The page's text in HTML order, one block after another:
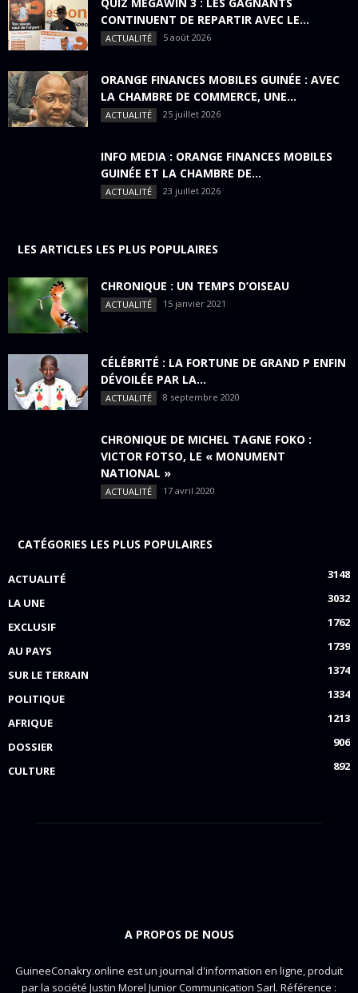
CONTINUENT DE REPARTIR AVEC LE...
ACTUALITÉ 5 août 2026
ORANGE FINANCES MOBILES GUINÉE : AVEC
LA CHAMBRE DE COMMERCE, UNE...
ACTUALITÉ 25 juillet 2026
INFO MEDIA : ORANGE FINANCES MOBILES
GUINÉE ET LA CHAMBRE DE...
ACTUALITÉ 23 juillet 2026
LES ARTICLES LES PLUS POPULAIRES
CHRONIQUE : UN TEMPS D’OISEAU
ACTUALITÉ 15 janvier 2021
CÉLÉBRITÉ : LA FORTUNE DE GRAND P ENFIN
DÉVOILÉE PAR LA...
ACTUALITÉ 8 septembre 2020
CHRONIQUE DE MICHEL TAGNE FOKO :
VICTOR FOTSO, LE « MONUMENT
NATIONAL »
ACTUALITÉ 17 avril 2020
CATÉGORIES LES PLUS POPULAIRES
ACTUALITÉ
3148
LA UNE
3032
EXCLUSIF
1762
AU PAYS
1739
SUR LE TERRAIN
1374
POLITIQUE
1334
AFRIQUE
1213
DOSSIER
906
CULTURE
892
A PROPOS DE NOUS
GuineeConakry.online est un journal d'information en ligne, produit
par la société Justin Morel Junior Communication Sarl. Référence :